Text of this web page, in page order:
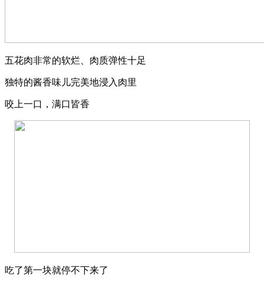
五花肉非常的软烂、肉质弹性十足
独特的酱香味儿完美地浸入肉里
咬上一口，满口皆香
吃了第一块就停不下来了